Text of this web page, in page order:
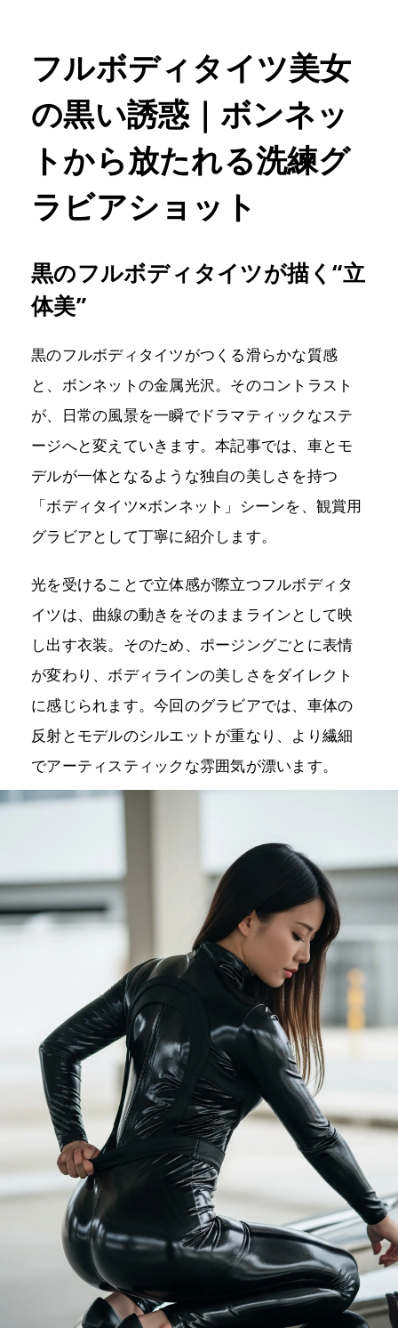
フルボディタイツ美女
の黒い誘惑｜ボンネッ
トから放たれる洗練グ
ラビアショット
黒のフルボディタイツが描く“立
体美”
黒のフルボディタイツがつくる滑らかな質感
と、ボンネットの金属光沢。そのコントラスト
が、日常の風景を一瞬でドラマティックなステ
ージへと変えていきます。本記事では、車とモ
デルが一体となるような独自の美しさを持つ
「ボディタイツ×ボンネット」シーンを、観賞用
グラビアとして丁寧に紹介します。
光を受けることで立体感が際立つフルボディタ
イツは、曲線の動きをそのままラインとして映
し出す衣装。そのため、ポージングごとに表情
が変わり、ボディラインの美しさをダイレクト
に感じられます。今回のグラビアでは、車体の
反射とモデルのシルエットが重なり、より繊細
でアーティスティックな雰囲気が漂います。